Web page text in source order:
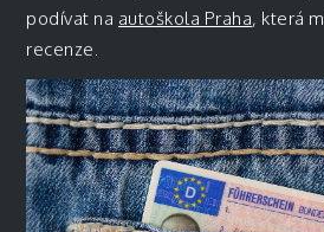
podívat na autoškola Praha, která
recenze.